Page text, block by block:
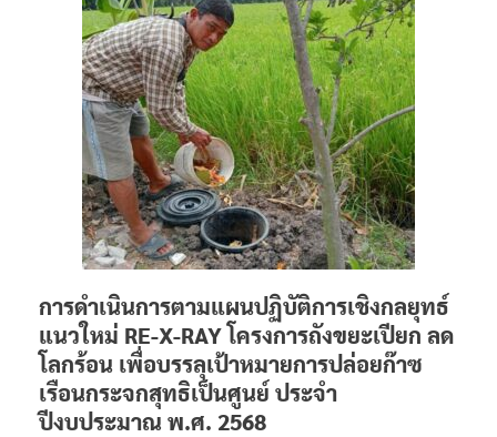
การดำเนินการตามแผนปฏิบัติการเชิงกลยุทธ์
แนวใหม่ RE-X-RAY โครงการถังขยะเปียก ลด
โลกร้อน เพื่อบรรลุเป้าหมายการปล่อยก๊าซ
เรือนกระจกสุทธิเป็นศูนย์ ประจำ
ปีงบประมาณ พ.ศ. 2568